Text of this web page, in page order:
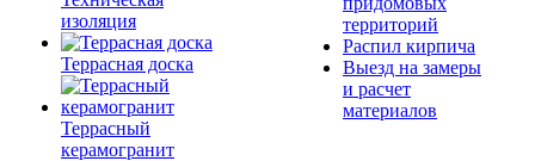
изоляция
Террасная доска
Террасный
керамогранит
территорий
Распил кирпича
Выезд на замеры
и расчет
материалов